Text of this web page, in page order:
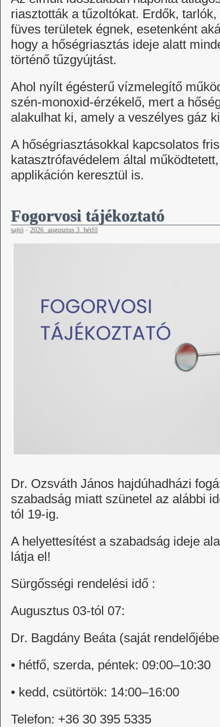
riasztották a tűzoltókat. Erdők,
füves területek égnek, esetenként
hogy a hőségriasztás ideje alatt
történő tűzgyújtást.
Ahol nyílt égésterű vízmelegítő
szén-monoxid-érzékelő, mert a
alakulhat ki, amely a veszélyes gáz
A hőségriasztásokkal kapcsolatos
katasztrófavédelem által
applikáción keresztül is.
Fogorvosi tájékoztató
sajtó - 2026. augusztus 3. hétfő
Dr. Ozsváth János hajdúhadházi
szabadság miatt szünetel az alábbi
tól 19-ig.
A helyettesítést a szabadság ideje
látja el!
Sürgősségi rendelési idő :
Augusztus 03-tól 07:
Dr. Bagdány Beáta (saját
• hétfő, szerda, péntek: 09:00–10:30
• kedd, csütörtök: 14:00–16:00
Telefon: +36 30 395 5335